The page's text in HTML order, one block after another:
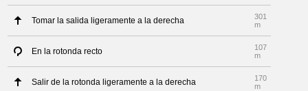
Tomar la salida ligeramente a la derecha
301
m
En la rotonda recto
107
m
Salir de la rotonda ligeramente a la derecha
170
m